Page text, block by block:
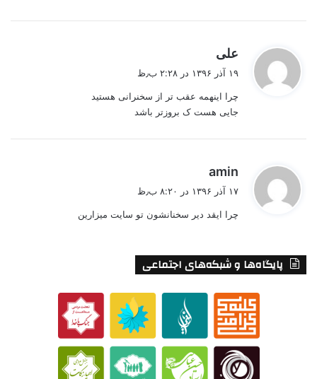
علی
:
۱۹ آذر ۱۳۹۶ در ۲:۲۸ ب٫ظ
چرا اینهمه عقب تر از سخنرانی هستید
جایی هست ک بروزتر باشد
amin
:
۱۷ آذر ۱۳۹۶ در ۸:۲۰ ب٫ظ
چرا ایقد دیر سخنانشون تو سایت میزارین
پایگاه‌ها و شبکه‌های اجتماعی